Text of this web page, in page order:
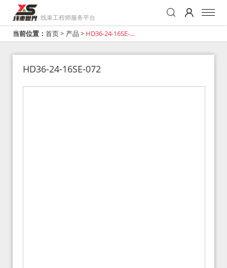
线束工程师服务平台
当前位置： 首页> 产品 > HD36-24-16SE-
HD36-24-16SE-072